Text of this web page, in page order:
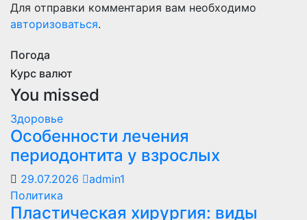
Для отправки комментария вам необходимо
авторизоваться.
Погода
Курс валют
You missed
Здоровье
Особенности лечения
периодонтита у взрослых
29.07.2026
admin1
Политика
Пластическая хирургия: виды